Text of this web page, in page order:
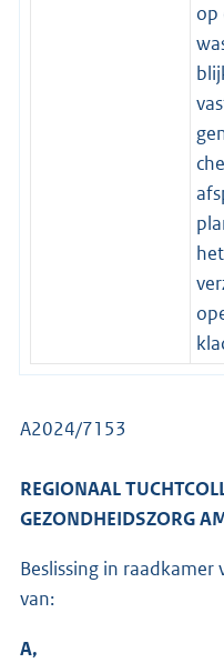
op
A2024/7153
REGIONAAL
GEZONDHEIDSZORG
Beslissing in
van:
A,